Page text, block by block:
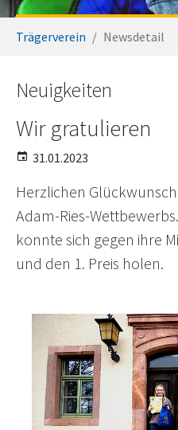
Trägerverein Newsdetail
Neuigkeiten
Wir gratulieren
31.01.2023
Herzlichen
Adam-Ries-
konnte sich gegen ihre
und den 1. Preis holen.